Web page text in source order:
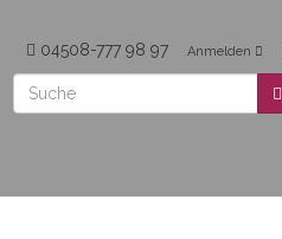
04508-777 98 97 Anmelden